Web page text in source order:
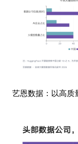
艺恩数据：以高质